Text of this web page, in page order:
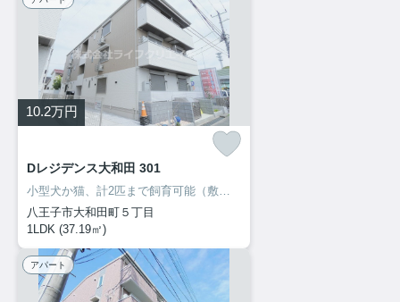
10.2万円
Dレジデンス大和田 301
小型犬か猫、計2匹まで飼育可能（敷金1ヶ月プラス）ネット無料
八王子市大和田町５丁目
1LDK (37.19㎡)
アパート